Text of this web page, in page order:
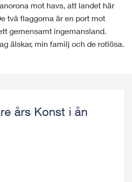
mot havs, att landet här
två flaggorna är en port mot
gemensamt ingemansland.
älskar, min familj och de rotlösa.
års Konst i ån